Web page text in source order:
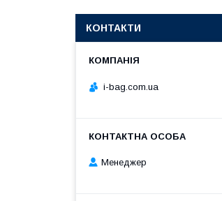
КОНТАКТИ
i-bag.com.ua
Менеджер